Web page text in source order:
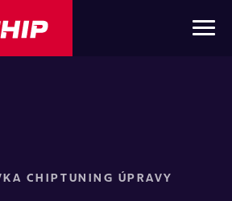
CHIPTUNING ÚPRAVY